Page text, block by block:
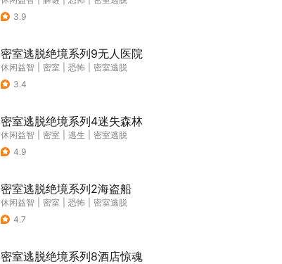
3.9
密室逃脱绝境系列9无人医院
休闲益智 密室 恐怖
密室逃脱
3.4
密室逃脱绝境系列4迷失森林
休闲益智 密室 逃生
密室逃脱
4.9
密室逃脱绝境系列2海盗船
休闲益智 密室 恐怖
密室逃脱
4.7
密室逃脱绝境系列8酒店惊魂